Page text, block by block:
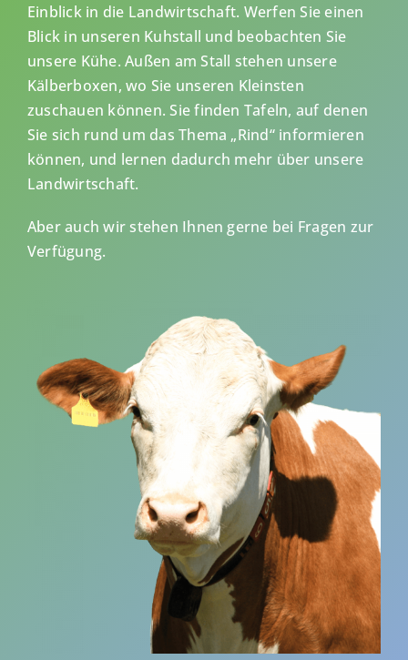
Einblick in die Landwirtschaft. Werfen Sie einen
Blick in unseren Kuhstall und beobachten Sie
unsere Kühe. Außen am Stall stehen unsere
Kälberboxen, wo Sie unseren Kleinsten
zuschauen können. Sie finden Tafeln, auf denen
Sie sich rund um das Thema „Rind“ informieren
können, und lernen dadurch mehr über unsere
Landwirtschaft.
Aber auch wir stehen Ihnen gerne bei Fragen zur
Verfügung.